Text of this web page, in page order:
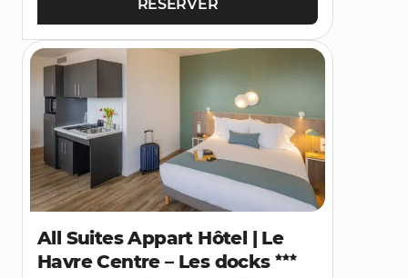
RÉSERVER
All Suites Appart Hôtel | Le
Havre Centre – Les docks